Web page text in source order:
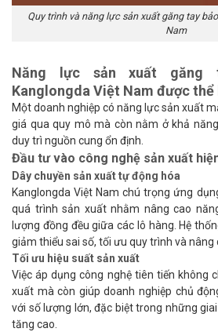
Quy trình và năng lực sản xuất găng tay
Nam
Năng lực sản xuất găng
Kanglongda Việt Nam được thể
Mộtdoanh nghiệp có năng lực sản xuất
giá qua quy mô mà còn nằm ở khả
duy trì nguồn cung ổn định.
Đầu tư vào công nghệ sản xuất
Dây chuyền sản xuất tự động hóa
Kanglongda Việt Nam chú trọng ứng
quá trình sản xuất nhằm nâng cao
lượng đồng đều giữa các lô hàng. Hệ
giảm thiểu sai số, tối ưu quy trình và nâng
Tối ưu hiệu suất sản xuất
Việc áp dụng công nghệ tiên tiến không
xuất mà còn giúp doanh nghiệp chủ
với số lượng lớn, đặc biệt trong những
tăng cao.